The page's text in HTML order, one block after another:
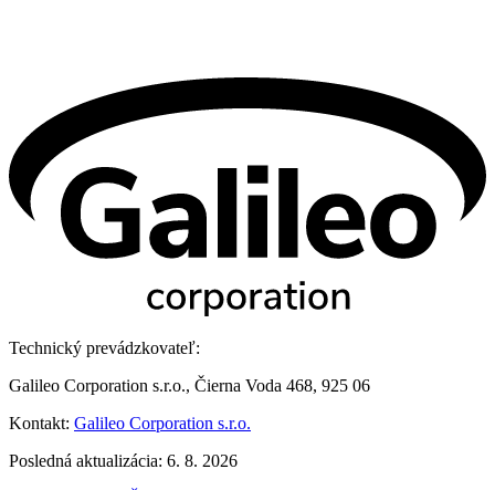
Technický prevádzkovateľ:
Galileo Corporation s.r.o., Čierna Voda 468, 925 06
Kontakt: Galileo Corporation s.r.o.
Posledná aktualizácia: 6. 8. 2026